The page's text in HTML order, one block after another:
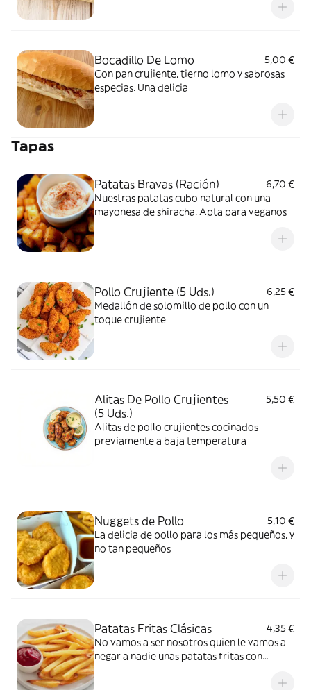
Bocadillo De Lomo
5,00 €
Con pan crujiente, tierno lomo y sabrosas
especias. Una delicia
Tapas
Patatas Bravas (Ración)
6,70 €
Nuestras patatas cubo natural con una
mayonesa de shiracha. Apta para veganos
Pollo Crujiente (5 Uds.)
6,25 €
Medallón de solomillo de pollo con un
toque crujiente
Alitas De Pollo Crujientes
(5 Uds.)
5,50 €
Alitas de pollo crujientes cocinados
previamente a baja temperatura
Nuggets de Pollo
5,10 €
La delicia de pollo para los más pequeños, y
no tan pequeños
Patatas Fritas Clásicas
4,35 €
No vamos a ser nosotros quien le vamos a
negar a nadie unas patatas fritas con